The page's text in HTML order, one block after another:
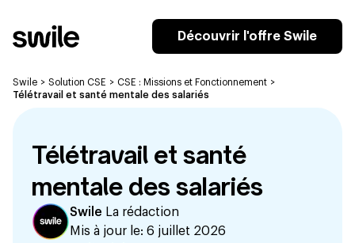
Découvrir l'offre Swile
Swile > Solution CSE > CSE : Missions et Fonctionnement >
Télétravail et santé mentale des salariés
Télétravail et santé
mentale des salariés
Swile La rédaction
Mis à jour le: 6 juillet 2026